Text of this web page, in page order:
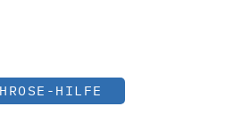
HILFE